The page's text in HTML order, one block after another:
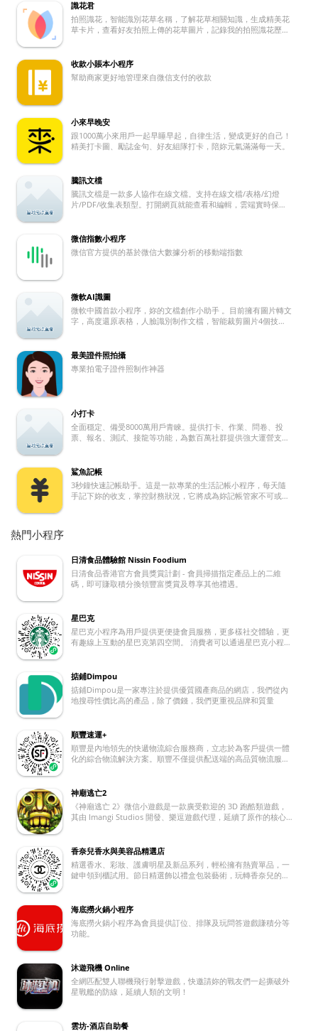
識花君
拍照識花，智能識別花草名稱，了解花草相關知識，生成精美花
草卡片，查看好友拍照上傳的花草圖片，記錄我的拍照識花歷
收款小賬本小程序
幫助商家更好地管理來自微信支付的收款
小來早晚安
跟1000萬小來用戶一起早睡早起，自律生活，變成更好的自己！
精美打卡圖、勵誌金句、好友組隊打卡，陪妳元氣滿滿每一天。
騰訊文檔
騰訊文檔是一款多人協作在線文檔。支持在線文檔/表格/幻燈
片/PDF/收集表類型。打開網頁就能查看和編輯，雲端實時保
微信指數小程序
微信官方提供的基於微信大數據分析的移動端指數
微軟AI識圖
微軟中國首款小程序，妳的文檔創作小助手 。目前擁有圖片轉文
字，高度還原表格，人臉識別制作文檔，智能裁剪圖片4個技
最美證件照拍攝
專業拍電子證件照制作神器
小打卡
全面穩定、備受8000萬用戶青睞。提供打卡、作業、問卷、投
票、報名、測試、接龍等功能，為數百萬社群提供強大運營支持
鯊魚記帳
3秒鐘快速記帳助手。這是一款專業的生活記帳小程序，每天隨
手記下妳的收支，掌控財務狀況，它將成為妳記帳管家不可或缺
熱門小程序
日清食品體驗館 Nissin Foodium
日清食品香港官方會員獎賞計劃 - 會員掃描指定產品上的二維
碼，即可賺取積分換領豐富獎賞及尊享其他禮遇。
星巴克
星巴克小程序為用戶提供更便捷會員服務，更多樣社交體驗，更
有趣線上互動的星巴克第四空間。 消費者可以通過星巴克小程序
掂鋪Dimpou
掂鋪Dimpou是一家專注於提供優質國產商品的網店，我們從內
地搜尋性價比高的產品，除了價錢，我們更重視品牌和質量
順豐速運+
順豐是內地領先的快遞物流綜合服務商，立志於為客戶提供一體
化的綜合物流解決方案。順豐不僅提供配送端的高品質物流服
售預測、大資料分析、結算管理等一體化的綜合物流服務。 順豐
同時還是一家具有網路規模優勢的智慧物流運營商。順豐擁有通
達內地外的龐大物流網路，是一家具有“天網+地網+資訊網”三網
合一、可覆蓋內地外的綜合物流服務運營商。 順豐小程序為用戶
神廟逃亡2
《神廟逃亡 2》微信小遊戲是一款廣受歡迎的 3D 跑酷類遊戲，
其由 Imangi Studios 開發、樂逗遊戲代理，延續了原作的核心
發防禦機關，從而遭到惡魔守衛的追擊，不得不開啟一場充滿未
知與危險的逃亡之旅。 基本玩法 玩家需操控角色持續奔跑，並
通過簡單的滑動屏幕操作來躲避各類障礙，像上滑跳躍過河、下
滑滑行穿過低矮區域、左右滑動讓角色轉向以避開石柱或繞過滾
景豐富且具動態性：有神秘神廟、迷失叢林、萬裏長城、炙熱沙
漠等多種精美 3D 場景，會輪番更新呈現。並且運用了動態場景
生成技術，障礙物隨機生成，每局體驗都有差別。其 7.5.0 版本
法多樣 相較一代，新增空中滑索、礦車軌道等多種機關。遇到滑
索時，角色會自動滑行跨越危險區域；進入礦車軌道場景，玩家
則需控製礦車前進方向，避免碰撞。 角色與寵物系統豐富 團隊
精心打造了 40 余款角色，涵蓋亞馬遜女戰士、李小龍、春麗、
凰、雪啾啾等大量各具輔助功能的坐騎與寵物，可幫助玩家增加
香奈兒香水與美容品精選店
精選香水、彩妝、護膚明星及新品系列，輕松擁有熱賣單品，一
鍵申領到櫃試用。節日精選飾以禮盒包裝藝術，玩轉香奈兒的美
海底撈火鍋小程序
海底撈火鍋小程序為會員提供訂位、排隊及玩問答遊戲賺積分等
功能。
沐遊飛機 Online
全網匹配雙人聯機飛行射擊遊戲，快邀請妳的戰友們一起撕破外
星戰艦的防線，延續人類的文明！
雲坊-酒店自助餐